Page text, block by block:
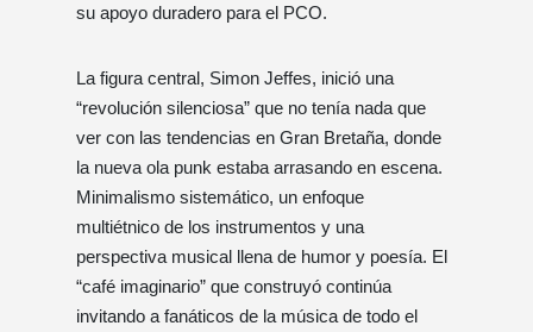
su apoyo duradero para el PCO.
La figura central, Simon Jeffes, inició una
“revolución silenciosa” que no tenía nada que
ver con las tendencias en Gran Bretaña, donde
la nueva ola punk estaba arrasando en escena.
Minimalismo sistemático, un enfoque
multiétnico de los instrumentos y una
perspectiva musical llena de humor y poesía. El
“café imaginario” que construyó continúa
invitando a fanáticos de la música de todo el